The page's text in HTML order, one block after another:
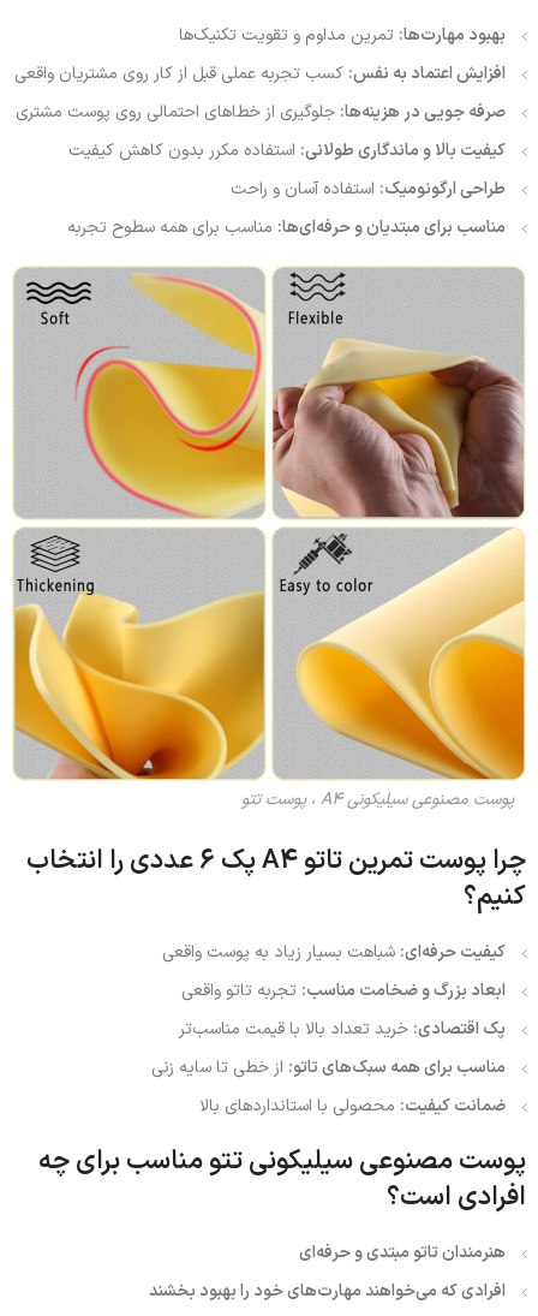
بهبود مهارت‌ها: تمرین مداوم و تقویت تکنیک‌ها
افزایش اعتماد به نفس: کسب تجربه عملی قبل از کار روی مشتریان واقعی
صرفه جویی در هزینه‌ها: جلوگیری از خطاهای احتمالی روی پوست مشتری
کیفیت بالا و ماندگاری طولانی: استفاده مکرر بدون کاهش کیفیت
طراحی ارگونومیک: استفاده آسان و راحت
مناسب برای مبتدیان و حرفه‌ای‌ها: مناسب برای همه سطوح تجربه
پوست مصنوعی سیلیکونی A4 ، پوست تتو
چرا پوست تمرین تاتو A4 پک 6 عددی را انتخاب
کنیم؟
کیفیت حرفه‌ای: شباهت بسیار زیاد به پوست واقعی
ابعاد بزرگ و ضخامت مناسب: تجربه تاتو واقعی
پک اقتصادی: خرید تعداد بالا با قیمت مناسب‌تر
مناسب برای همه سبک‌های تاتو: از خطی تا سایه زنی
ضمانت کیفیت: محصولی با استانداردهای بالا
پوست مصنوعی سیلیکونی تتو مناسب برای چه
افرادی است؟
هنرمندان تاتو مبتدی و حرفه‌ای
افرادی که می‌خواهند مهارت‌های خود را بهبود بخشند